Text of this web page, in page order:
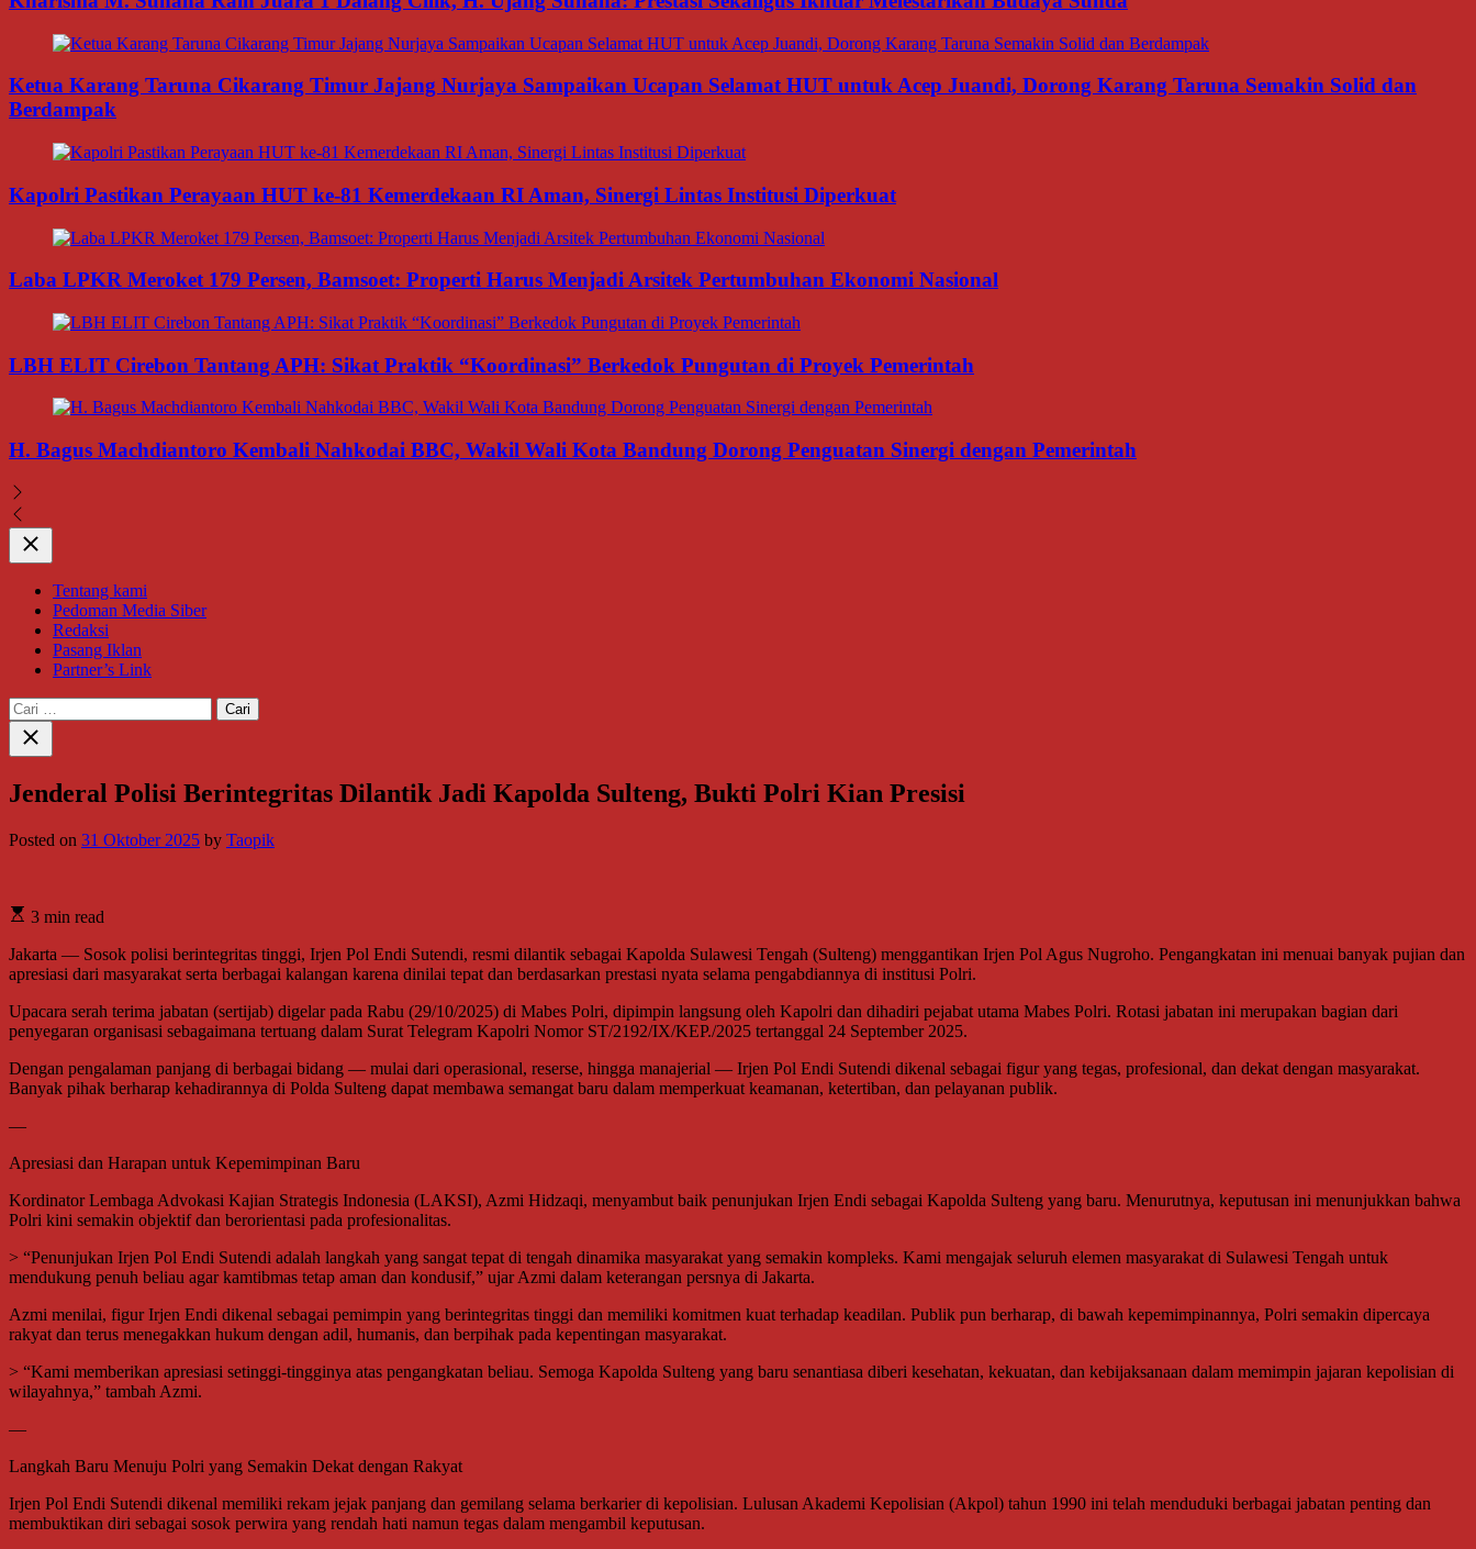
Ketua Karang Taruna Cikarang Timur Jajang Nurjaya Sampaikan Ucapan Selamat HUT untuk Acep Juandi, Dorong Karang Taruna Semakin Solid dan
Berdampak
Kapolri Pastikan Perayaan HUT ke-81 Kemerdekaan RI Aman, Sinergi Lintas Institusi Diperkuat
Laba LPKR Meroket 179 Persen, Bamsoet: Properti Harus Menjadi Arsitek Pertumbuhan Ekonomi Nasional
LBH ELIT Cirebon Tantang APH: Sikat Praktik “Koordinasi” Berkedok Pungutan di Proyek Pemerintah
H. Bagus Machdiantoro Kembali Nahkodai BBC, Wakil Wali Kota Bandung Dorong Penguatan Sinergi dengan Pemerintah
Close
Tentang kami
Pedoman Media Siber
Redaksi
Pasang Iklan
Partner’s Link
Cari
untuk:
Close
search
Jenderal Polisi Berintegritas Dilantik Jadi Kapolda Sulteng, Bukti Polri Kian Presisi
Posted on 31 Oktober 2025 by Taopik
3 min read
Jakarta — Sosok polisi berintegritas tinggi, Irjen Pol Endi Sutendi, resmi dilantik sebagai Kapolda Sulawesi Tengah (Sulteng) menggantikan Irjen Pol Agus Nugroho. Pengangkatan ini menuai banyak pujian dan
apresiasi dari masyarakat serta berbagai kalangan karena dinilai tepat dan berdasarkan prestasi nyata selama pengabdiannya di institusi Polri.
Upacara serah terima jabatan (sertijab) digelar pada Rabu (29/10/2025) di Mabes Polri, dipimpin langsung oleh Kapolri dan dihadiri pejabat utama Mabes Polri. Rotasi jabatan ini merupakan bagian dari
penyegaran organisasi sebagaimana tertuang dalam Surat Telegram Kapolri Nomor ST/2192/IX/KEP./2025 tertanggal 24 September 2025.
Dengan pengalaman panjang di berbagai bidang — mulai dari operasional, reserse, hingga manajerial — Irjen Pol Endi Sutendi dikenal sebagai figur yang tegas, profesional, dan dekat dengan masyarakat.
Banyak pihak berharap kehadirannya di Polda Sulteng dapat membawa semangat baru dalam memperkuat keamanan, ketertiban, dan pelayanan publik.
—
Apresiasi dan Harapan untuk Kepemimpinan Baru
Kordinator Lembaga Advokasi Kajian Strategis Indonesia (LAKSI), Azmi Hidzaqi, menyambut baik penunjukan Irjen Endi sebagai Kapolda Sulteng yang baru. Menurutnya, keputusan ini menunjukkan bahwa
Polri kini semakin objektif dan berorientasi pada profesionalitas.
> “Penunjukan Irjen Pol Endi Sutendi adalah langkah yang sangat tepat di tengah dinamika masyarakat yang semakin kompleks. Kami mengajak seluruh elemen masyarakat di Sulawesi Tengah untuk
mendukung penuh beliau agar kamtibmas tetap aman dan kondusif,” ujar Azmi dalam keterangan persnya di Jakarta.
Azmi menilai, figur Irjen Endi dikenal sebagai pemimpin yang berintegritas tinggi dan memiliki komitmen kuat terhadap keadilan. Publik pun berharap, di bawah kepemimpinannya, Polri semakin dipercaya
rakyat dan terus menegakkan hukum dengan adil, humanis, dan berpihak pada kepentingan masyarakat.
> “Kami memberikan apresiasi setinggi-tingginya atas pengangkatan beliau. Semoga Kapolda Sulteng yang baru senantiasa diberi kesehatan, kekuatan, dan kebijaksanaan dalam memimpin jajaran kepolisian di
wilayahnya,” tambah Azmi.
—
Langkah Baru Menuju Polri yang Semakin Dekat dengan Rakyat
Irjen Pol Endi Sutendi dikenal memiliki rekam jejak panjang dan gemilang selama berkarier di kepolisian. Lulusan Akademi Kepolisian (Akpol) tahun 1990 ini telah menduduki berbagai jabatan penting dan
membuktikan diri sebagai sosok perwira yang rendah hati namun tegas dalam mengambil keputusan.